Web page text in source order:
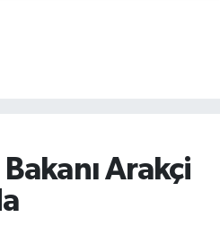
Bakanı Arakçi
Haritası
ve Fikstür